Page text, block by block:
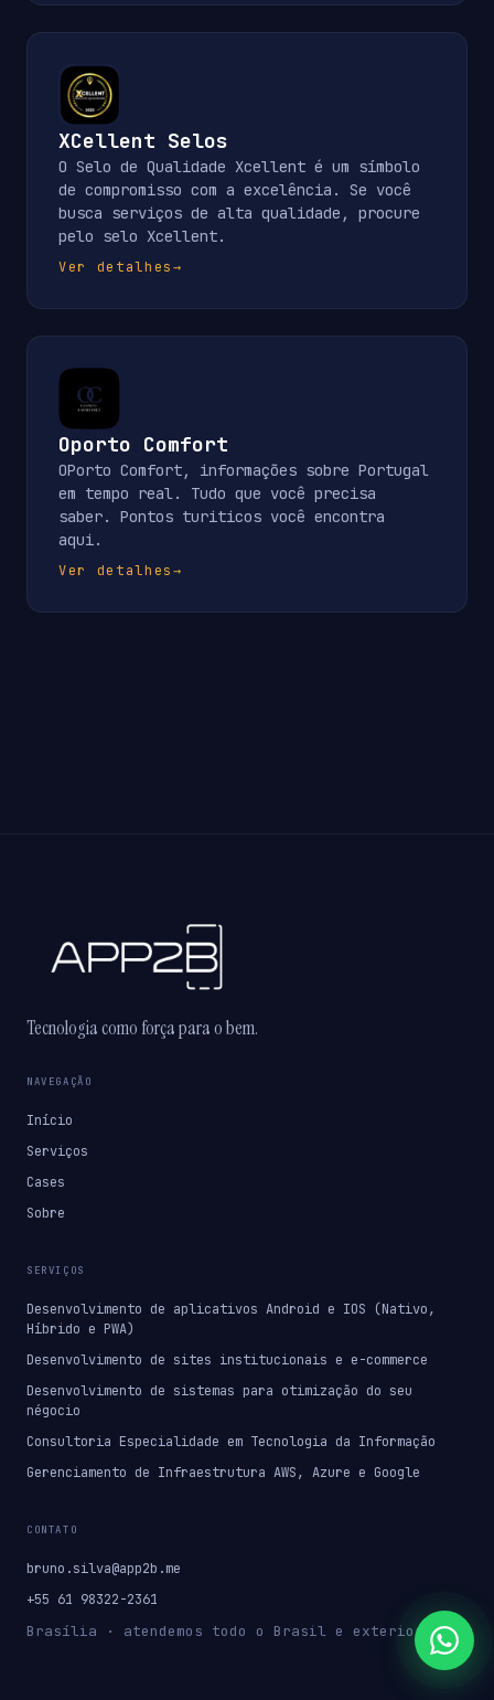
XCellent Selos
O Selo de Qualidade Xcellent é um símbolo
de compromisso com a excelência. Se você
busca serviços de alta qualidade, procure
pelo selo Xcellent.
Ver detalhes→
Oporto Comfort
OPorto Comfort, informações sobre Portugal
em tempo real. Tudo que você precisa
saber. Pontos turiticos você encontra
aqui.
Ver detalhes→
Tecnologia como força para o bem.
NAVEGAÇÃO
Início
Serviços
Cases
Sobre
SERVIÇOS
Desenvolvimento de aplicativos Android e IOS (Nativo,
Híbrido e PWA)
Desenvolvimento de sites institucionais e e-commerce
Desenvolvimento de sistemas para otimização do seu
négocio
Consultoria Especialidade em Tecnologia da Informação
Gerenciamento de Infraestrutura AWS, Azure e Google
CONTATO
bruno.silva@app2b.me
+55 61 98322-2361
Brasília · atendemos todo o Brasil e exterior